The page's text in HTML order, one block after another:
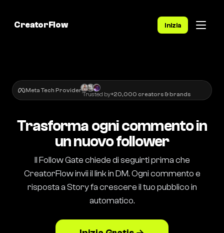
CreatorFlow Inizia
Meta Tech Provider
Trusted by+20,000 creators & brands
Trasforma ogni commento in
un nuovo follower
Il Follow Gate chiede di seguirti prima che
CreatorFlow invii il link in DM. Ogni commento e
risposta a Story fa crescere il tuo pubblico in
automatico.